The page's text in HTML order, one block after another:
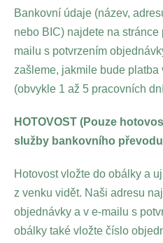
Bankovní údaje (název,
nebo BIC) najdete na
mailu s potvrzením
zašleme, jakmile bude
(obvykle 1 až 5 pracovních
HOTOVOST (Pouze
služby bankovního
Hotovost vložte do obálky a
z venku vidět. Naši adresu
objednávky a v e-mailu s
obálky také vložte číslo